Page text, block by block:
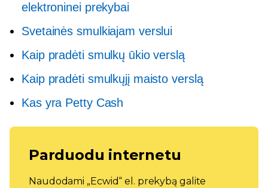
elektroninei prekybai
Svetainės smulkiajam verslui
Kaip pradėti smulkų ūkio verslą
Kaip pradėti smulkųjį maisto verslą
Kas yra Petty Cash
Parduodu internetu
Naudodami „Ecwid“ el. prekybą galite